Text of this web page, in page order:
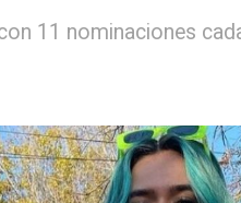
11 nominaciones